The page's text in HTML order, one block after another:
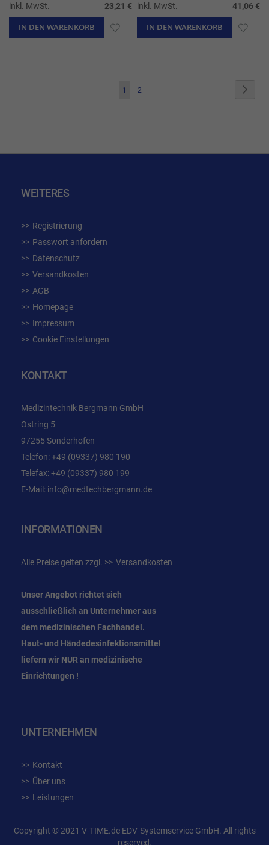
inkl. MwSt.
23,21 €
IN DEN WARENKORB ZUR
inkl. MwSt.
41,06 €
IN DEN WARENKORB ZUR
Seite
Sie
1 Seite
2
WEITERES
Registrierung
Passwort anfordern
Datenschutz
Versandkosten
AGB
Homepage
Impressum
Cookie Einstellungen
KONTAKT
Medizintechnik Bergmann GmbH
Ostring 5
97255 Sonderhofen
Telefon:+49 (09337) 980 190
Telefax: +49 (09337) 980 199
E-Mail: info@medtechbergmann.de
INFORMATIONEN
Alle Preise gelten zzgl. Versandkosten
Unser Angebot richtet sich
ausschließlich an Unternehmeraus
dem medizinischen Fachhandel.
Haut- und Händedesinfektionsmittel
liefern wir NUR an medizinische
Einrichtungen !
UNTERNEHMEN
Kontakt
Über uns
Leistungen
Copyright © 2021 V-TIME.de EDV-Systemservice GmbH. All rights
reserved.